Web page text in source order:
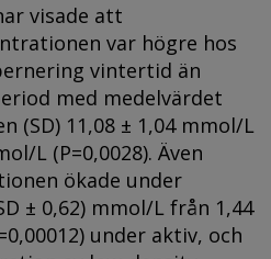
visade att
var högre hos
vintertid än
med medelvärdet
(SD) 11,08 ± 1,04 mmol/L
L (P=0,0028). Även
ökade under
± 0,62) mmol/L från 1,44
under aktiv, och